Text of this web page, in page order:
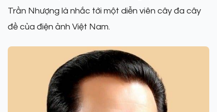
Trần Nhượng là nhắc tới một diễn viên cây đa cây
đề của điện ảnh Việt Nam.